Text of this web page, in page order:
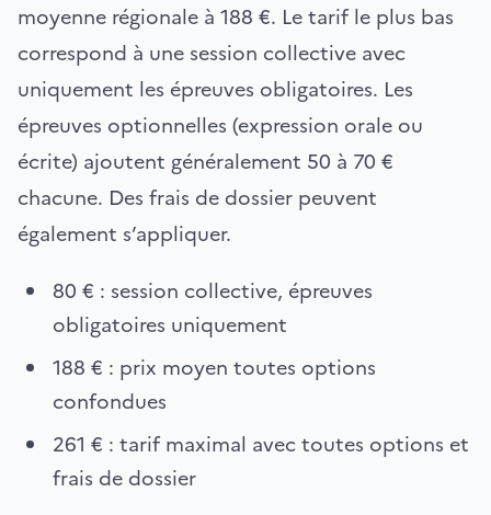
moyenne régionale à 188 €. Le tarif le plus bas
correspond à une session collective avec
uniquement les épreuves obligatoires. Les
épreuves optionnelles (expression orale ou
écrite) ajoutent généralement 50 à 70 €
chacune. Des frais de dossier peuvent
également s’appliquer.
80 € : session collective, épreuves
obligatoires uniquement
188 € : prix moyen toutes options
confondues
261 € : tarif maximal avec toutes options et
frais de dossier